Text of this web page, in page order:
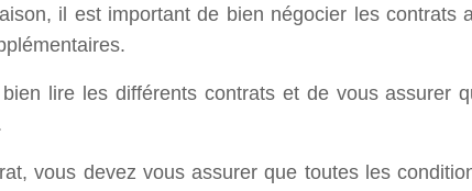
il est important de bien négocier les
lire les différents contrats et de vous assurer
vous devez vous assurer que toutes les